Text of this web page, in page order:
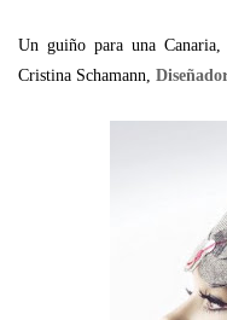
Un guiño para una
Cristina Schamann,